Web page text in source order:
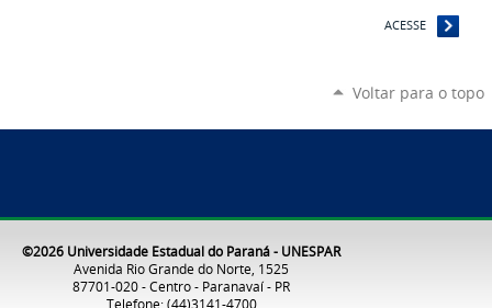
ACESSE
Voltar para o topo
©2026 Universidade Estadual do Paraná - UNESPAR
Avenida Rio Grande do Norte, 1525
87701-020 - Centro - Paranavaí - PR
Telefone: (44)3141-4700